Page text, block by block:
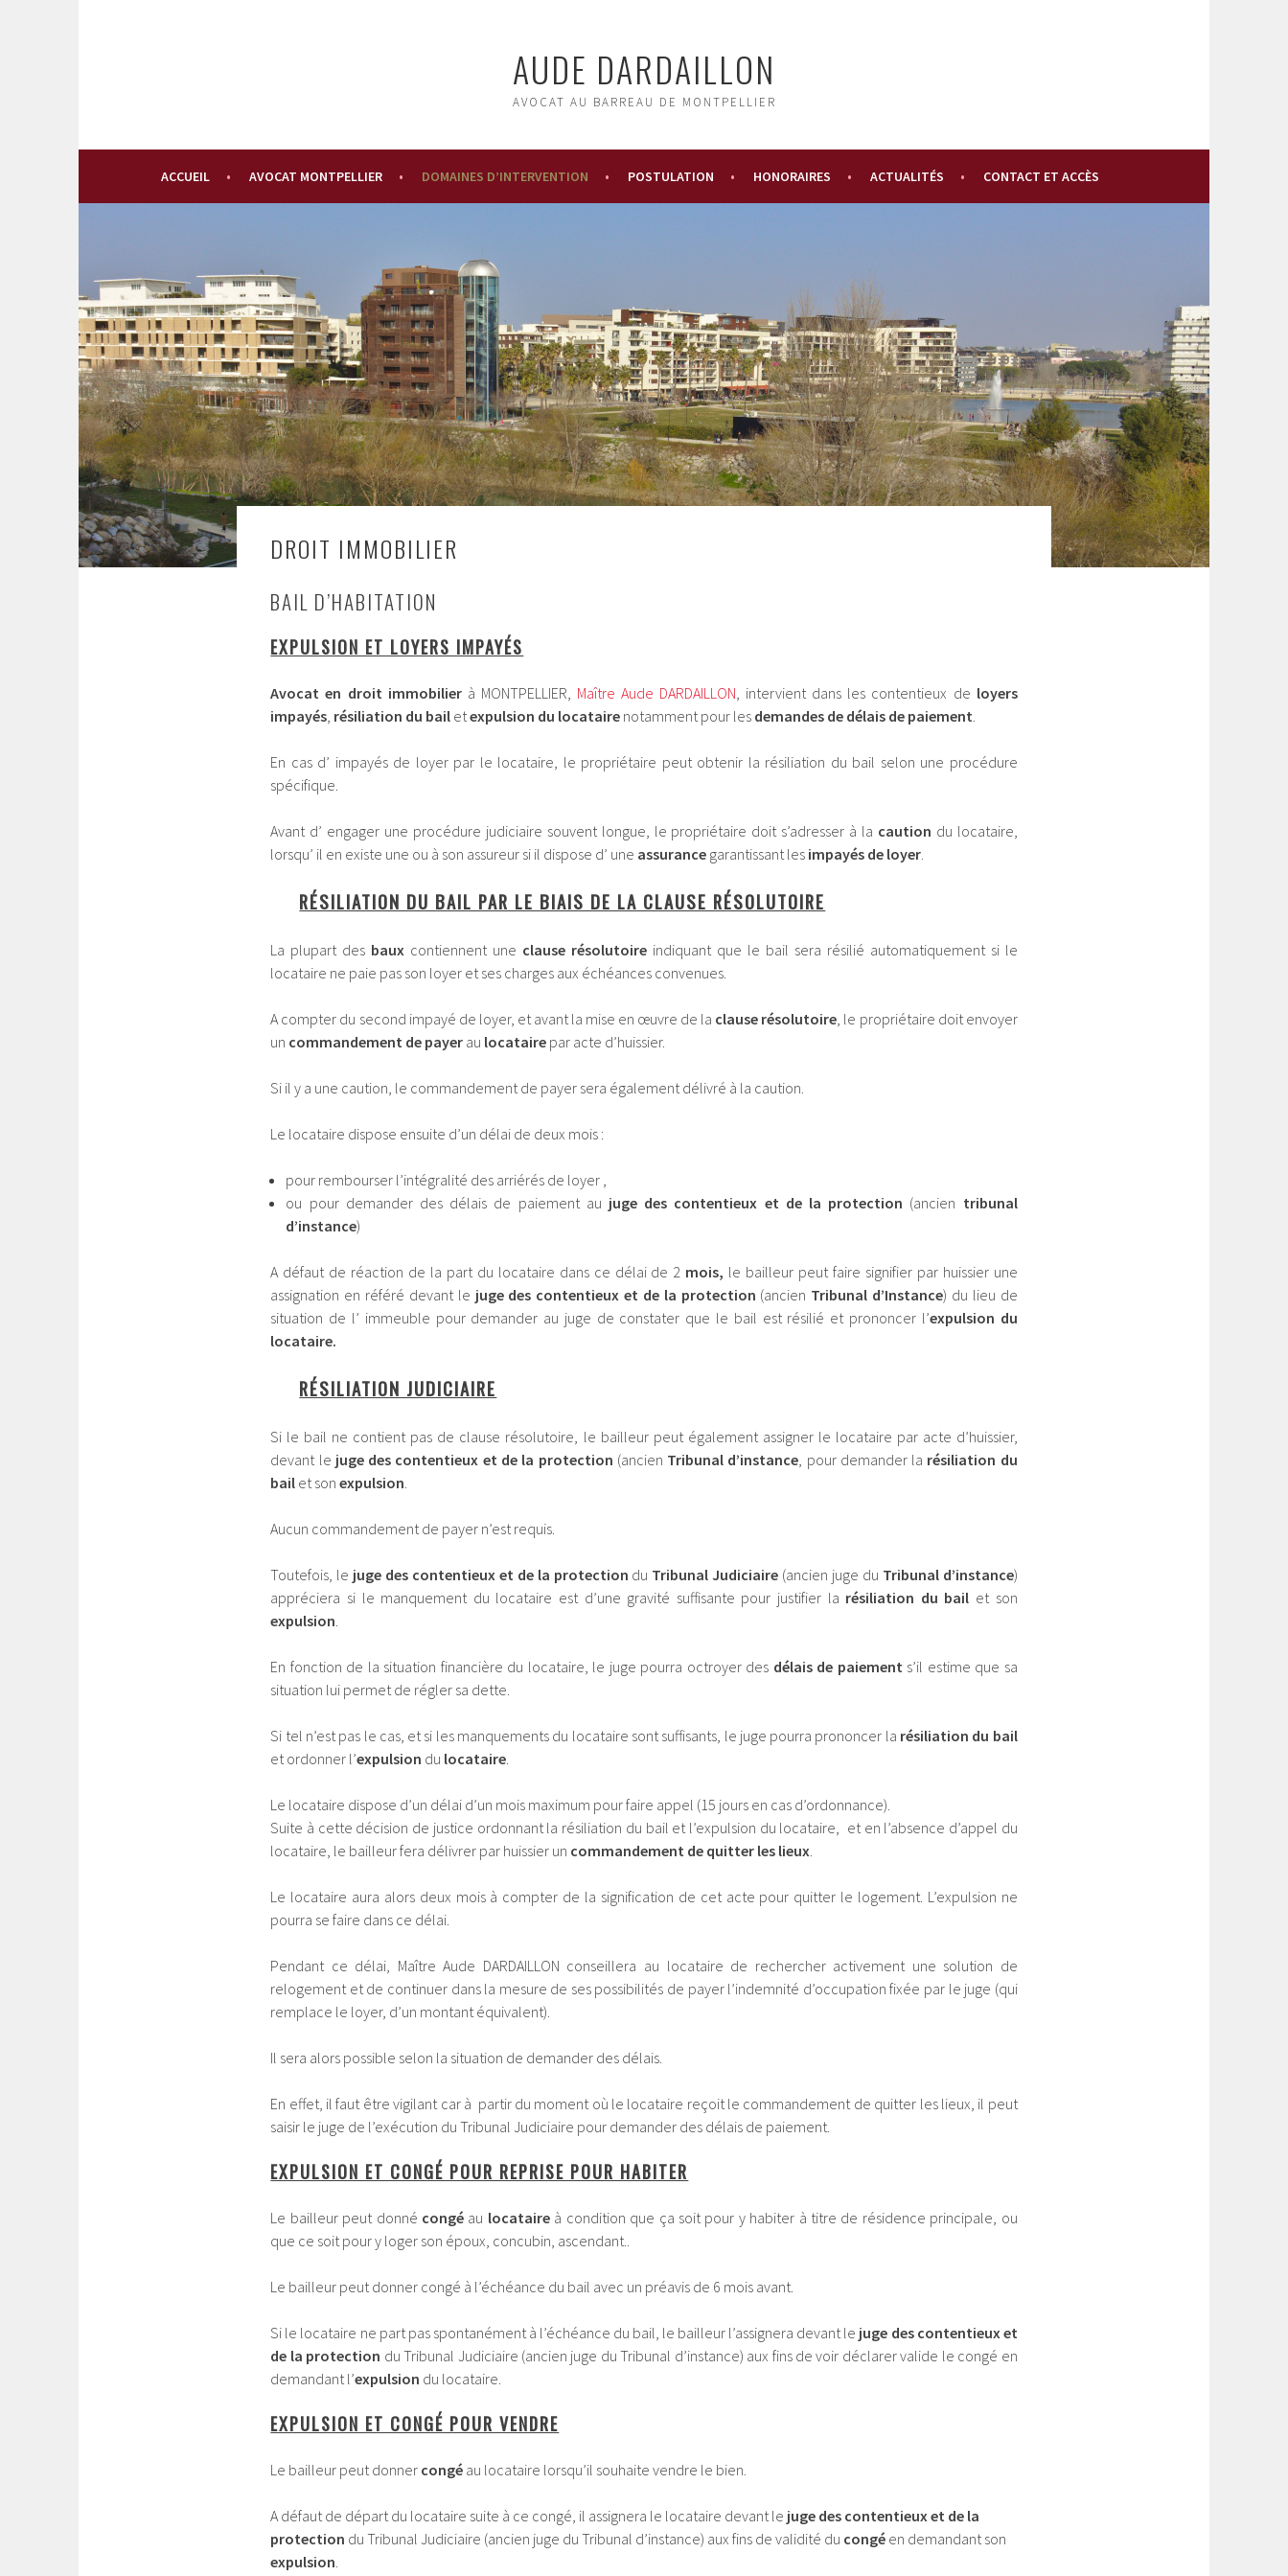
AUDE DARDAILLON
AVOCAT AU BARREAU DE MONTPELLIER
ACCUEIL AVOCAT MONTPELLIER DOMAINES D’INTERVENTION POSTULATION HONORAIRES ACTUALITÉS CONTACT ET ACCÈS
DROIT IMMOBILIER
BAIL D’HABITATION
EXPULSION ET LOYERS IMPAYÉS
Avocat en droit immobilierà MONTPELLIER, Maître Aude DARDAILLON , intervient dans les contentieux de loyers
impayés résiliation du bail etexpulsion du locataire notamment pour les demandes de délais de paiement
En cas d’ impayés de loyer par le locataire, le propriétaire peut obtenir la résiliation du bail selon une procédure
spécifique.
Avant d’ engager une procédure judiciaire souvent longue, le propriétaire doit s’adresser à la caution du locataire,
lorsqu’ il en existe une ou à son assureur si il dispose d’ une assurance garantissant les impayés de loyer
RÉSILIATION DU BAIL PAR LE BIAIS DE LA CLAUSE RÉSOLUTOIRE
La plupart des baux contiennent une clause résolutoire indiquant que le bail sera résilié automatiquement si le
locataire ne paie pas son loyer et ses charges aux échéances convenues.
A compter du second impayé de loyer, et avant la mise en œuvre de la clause résolutoire , le propriétaire doit envoyer
un commandement de payer au locataire par acte d’huissier.
Si il y a une caution, le commandement de payer sera également délivré à la caution.
Le locataire dispose ensuite d’un délai de deux mois :
pour rembourser l’intégralité des arriérés de loyer ,
ou pour demander des délais de paiement au juge des contentieux et de la protection (ancien tribunal
d’instance)
A défaut de réaction de la part du locataire dans ce délai de 2 mois, le bailleur peut faire signifier par huissier une
assignation en référé devant le juge des contentieux et de la protection (ancien Tribunal d’Instance) du lieu de
situation de l’ immeuble pour demander au juge de constater que le bail est résilié et prononcer l’expulsion du
locataire.
RÉSILIATION JUDICIAIRE
Si le bail ne contient pas de clause résolutoire, le bailleur peut également assigner le locataire par acte d’huissier,
devant le juge des contentieux et de la protection (ancien Tribunal d’instance , pour demander la résiliation du
bail et sonexpulsion
Aucun commandement de payer n’est requis.
Toutefois, le juge des contentieux et de la protection du Tribunal Judiciaire (ancien juge du Tribunal d’instance)
appréciera si le manquement du locataire est d’une gravité suffisante pour justifier la résiliation du bail et son
expulsion
En fonction de la situation financière du locataire, le juge pourra octroyer des délais de paiement s’il estime que sa
situation lui permet de régler sa dette.
Si tel n’est pas le cas, et si les manquements du locataire sont suffisants, le juge pourra prononcer la résiliation du bail
et ordonner l’expulsion du locataire
Le locataire dispose d’un délai d’un mois maximum pour faire appel (15 jours en cas d’ordonnance).
Suite à cette décision de justice ordonnant la résiliation du bail et l’expulsion du locataire, et en l’absence d’appel du
locataire, le bailleur fera délivrer par huissier un commandement de quitter les lieux
Le locataire aura alors deux mois à compter de la signification de cet acte pour quitter le logement. L’expulsion ne
pourra se faire dans ce délai.
Pendant ce délai, Maître Aude DARDAILLON conseillera au locataire de rechercher activement une solution de
relogement et de continuer dans la mesure de ses possibilités de payer l’indemnité d’occupation fixée par le juge (qui
remplace le loyer, d’un montant équivalent).
Il sera alors possible selon la situation de demander des délais.
En effet, il faut être vigilant car à partir du moment où le locataire reçoit le commandement de quitter les lieux, il peut
saisir le juge de l’exécution du Tribunal Judiciaire pour demander des délais de paiement.
EXPULSION ET CONGÉ POUR REPRISE POUR HABITER
Le bailleur peut donné congé au locataire à condition que ça soit pour y habiter à titre de résidence principale, ou
que ce soit pour y loger son époux, concubin, ascendant..
Le bailleur peut donner congé à l’échéance du bail avec un préavis de 6 mois avant.
Si le locataire ne part pas spontanément à l’échéance du bail, le bailleur l’assignera devant le juge des contentieux et
de la protection du Tribunal Judiciaire (ancien juge du Tribunal d’instance) aux fins de voir déclarer valide le congé en
demandant l’expulsion du locataire.
EXPULSION ET CONGÉ POUR VENDRE
Le bailleur peut donner congé au locataire lorsqu’il souhaite vendre le bien.
A défaut de départ du locataire suite à ce congé, il assignera le locataire devant le juge des contentieux et de la
protection du Tribunal Judiciaire (ancien juge du Tribunal d’instance) aux fins de validité du congé en demandant son
expulsion